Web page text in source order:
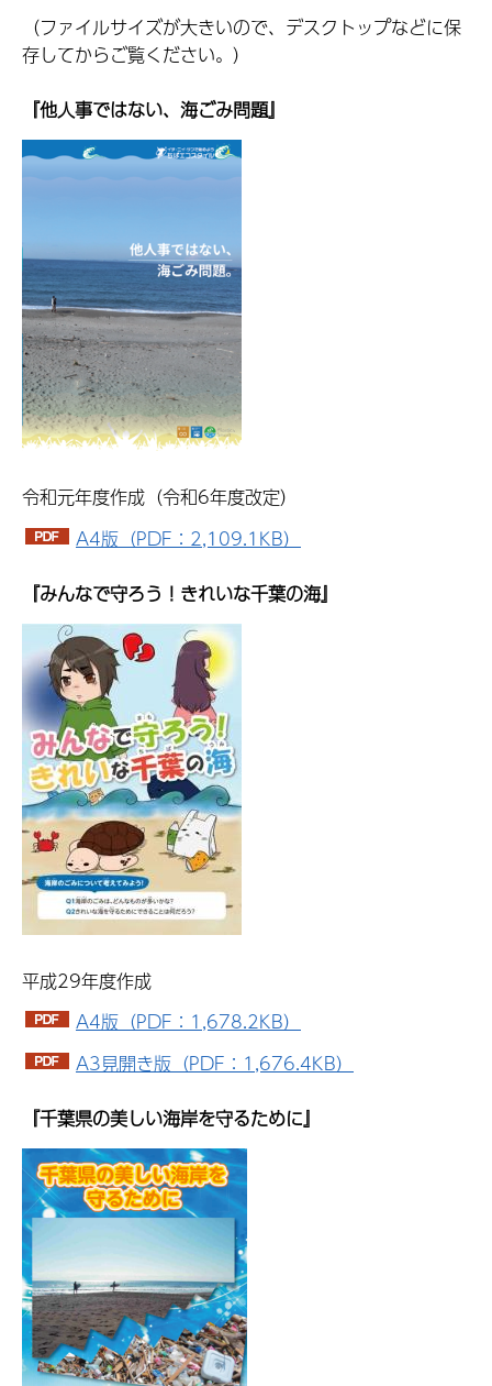
（ファイルサイズが大きいので、デスクトップなどに保
存してからご覧ください。）
『他人事ではない、海ごみ問題』
令和元年度作成（令和6年度改定）
A4版（PDF：2,109.1KB）
『みんなで守ろう！きれいな千葉の海』
平成29年度作成
A4版（PDF：1,678.2KB）
A3見開き版（PDF：1,676.4KB）
『千葉県の美しい海岸を守るために』